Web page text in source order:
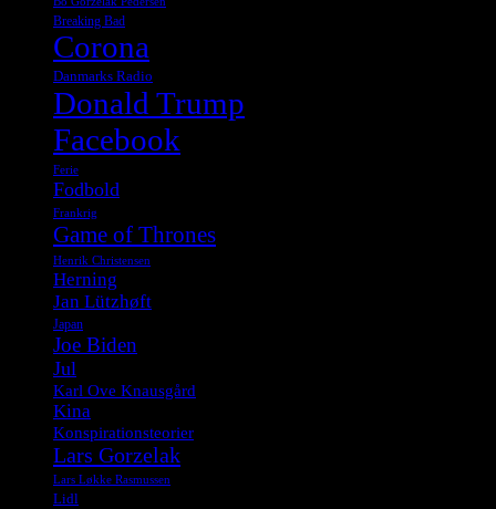
Breaking Bad
Corona
Danmarks Radio
Donald Trump
Facebook
Ferie
Fodbold
Frankrig
Game of Thrones
Henrik Christensen
Herning
Jan Lützhøft
Japan
Joe Biden
Jul
Karl Ove Knausgård
Kina
Konspirationsteorier
Lars Gorzelak
Lars Løkke Rasmussen
Lidl